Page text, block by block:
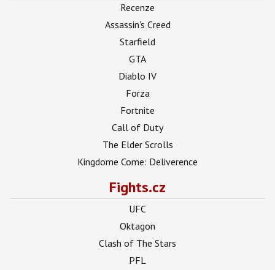
Recenze
Assassin's Creed
Starfield
GTA
Diablo IV
Forza
Fortnite
Call of Duty
The Elder Scrolls
Kingdome Come: Deliverence
Fights.cz
UFC
Oktagon
Clash of The Stars
PFL